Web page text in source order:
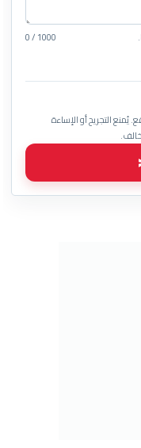
0 / 1000
يُمنع التجريح أو الإساءة